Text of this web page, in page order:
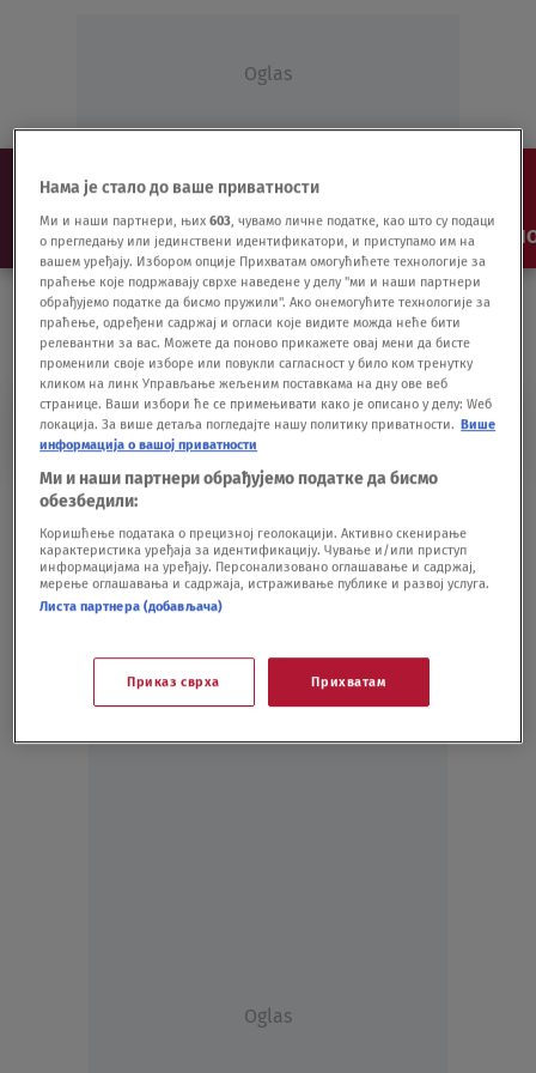
Oglas
NAJNOVIJE VESTI SHOW SPORT VIDEO
KENET ROT
sporazuma sa Srbijom
POLITIKA05.04.20.
Oglas
Нама је стало до ваше приватности
Ми и наши партнери, њих603, чувамо личне податке, као што су подаци
о прегледању или јединствени идентификатори, и приступамо им на
вашем уређају. Избором опције Прихватам омогућићете технологије за
праћење које подржавају сврхе наведене у делу "ми и наши партнери
обрађујемо податке да бисмо пружили". Ако онемогућите технологије за
праћење, одређени садржај и огласи које видите можда неће бити
релевантни за вас. Можете да поново прикажете овај мени да бисте
променили своје изборе или повукли сагласност у било ком тренутку
кликом на линк Управљање жељеним поставкама на дну ове веб
странице. Ваши избори ће се примењивати како је описано у делу: Wеб
локација. За више детаља погледајте нашу политику приватности. Више
информација о вашој приватности
Ми и наши партнери обрађујемо податке да бисмо
обезбедили:
Коришћење података о прецизној геолокацији. Активно скенирање
карактеристика уређаја за идентификацију. Чување и/или приступ
информацијама на уређају. Персонализовано оглашавање и садржај,
мерење оглашавања и садржаја, истраживање публике и развој услуга.
Листа партнера (добављача)
Приказ сврха Прихватам